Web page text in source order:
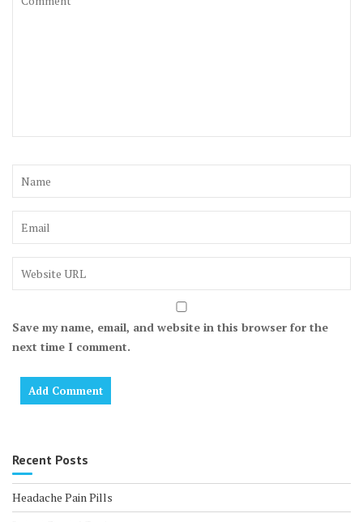
Save my name, email, and website in this browser for the
next time I comment.
Recent Posts
Headache Pain Pills